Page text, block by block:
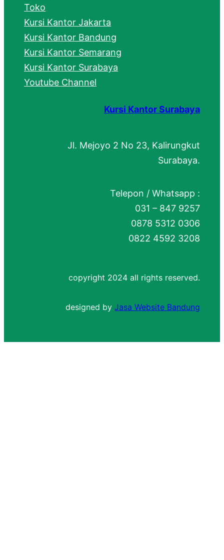
Toko
Kursi Kantor Jakarta
Kursi Kantor Bandung
Kursi Kantor Semarang
Kursi Kantor Surabaya
Youtube Channel
Kursi Kantor Surabaya
Jl. Mejoyo 2 No 23, Kalirungkut
Surabaya.
Telepon / Whatsapp :
031 – 847 9257
0878 5312 0306
0822 4592 3208
copyright 2024 all rights reserved.
designed by Jasa Website Bandung